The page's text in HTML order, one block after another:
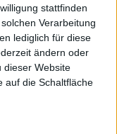
stattfinden
Verarbeitung
lediglich für diese
ändern oder
dieser Website
auf die Schaltfläche